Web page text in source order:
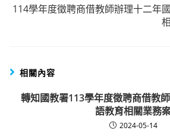
114學年度徵聘商借教師辦理十二年
相關內容
轉知國教署113學年度徵聘商借教
語教育相關業務
2024-05-14